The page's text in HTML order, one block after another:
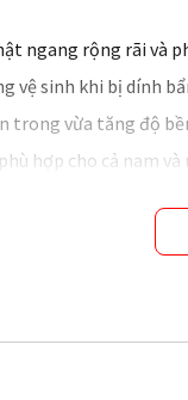
ngang rộng rãi và
vệ sinh khi bị dính
trong vừa tăng độ
hợp cho cả nam và